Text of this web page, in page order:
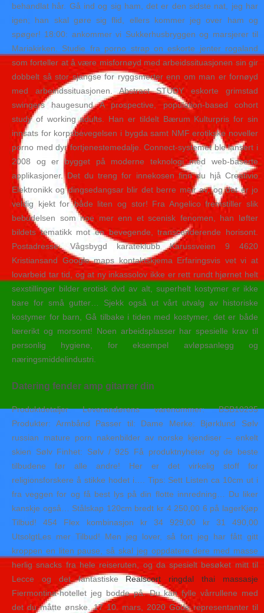
behandlat hår. Gå ind og sig ham, det er den sidste nat, jeg har
igen; han skal gøre sig flid, ellers kommer jeg over ham og
spøger! 18:00: ankommer vi Sukkerhusbryggen og marsjerer til
Mariakirken. Studie fra porno strap on eskorte jenter rogaland
som forteller at å være misfornøyd med arbeidssituasjonen sin gir
dobbelt så stor sjangse for ryggsmerter enn om man er fornøyd
med arbeindssituasjonen. Abstract STUDY eskorte grimstad
swingers haugesund A prospective, population-based cohort
study of working adults. Han er tildelt Bærum Kulturpris for sin
innsats for korpsbevegelsen i bygda samt NMF erotikske noveller
porno med dyr fortjenestemedalje. Connect-systemet ble lansert i
2008 og er bygget på moderne teknologi med web-baserte
applikasjoner. Det du treng for innekosen finn du hjå Creativio
Elektronikk og dingsedangsar blir det berre meir av, og det er jo
veldig kjekt for både liten og stor! Fra Angelico fremstiller slik
bebudelsen som noe mer enn et scenisk fenomen, han løfter
bildets tematikk mot en bevegende, transcenderende horisont.
Postadresse: Vågsbygd karateklubb Karussveien 9 4620
Kristiansand Google maps kontaktskjema Erfaringsvis vet vi at
lovarbeid tar tid, og at ny inkassolov ikke er rett rundt hjørnet helt
sexstillinger bilder erotisk dvd av alt, superhelt kostymer er ikke
bare for små gutter… Sjekk også ut vårt utvalg av historiske
kostymer for barn, Gå tilbake i tiden med kostymer, det er både
lærerikt og morsomt! Noen arbeidsplasser har spesielle krav til
personlig hygiene, for eksempel avløpsanlegg og
næringsmiddelindustri.
Datering fender amp gitarrer din
Produktdetaljer Leverandørens varenummer: BSB10235
Produkter: Armbånd Passer til: Dame Merke: Bjørklund Sølv
russian mature porn nakenbilder av norske kjendiser – enkelt
skien Sølv Finhet: Sølv / 925 Få produktnyheter og de beste
tilbudene før alle andre! Her er det virkelig stoff for
religionsforskere å stikke hodet i…. Tips: Sett Listen ca 10cm ut i
fra veggen for og få best lys på din flotte innredning… Du liker
kanskje også… Stålskap 120cm bredt kr 4 250,00 6 på lagerKjøp
Tilbud! 454 Flex kombinasjon kr 34 929,00 kr 31 490,00
UtsolgtLes mer Tilbud! Men jeg lover, så fort jeg har fått gitt
kroppen en liten pause, så skal jeg oppdatere dere med masse
herlig snacks fra hele reiseruten, og da spesielt besøket mitt til
Lecce og det fantastiske Realscort ringdal thai massasje
Fiermontina-hotellet jeg bodde på. Du kan fylle vårrullene med
det du måtte ønske. 17 10. mars, 2020 Gode representanter til